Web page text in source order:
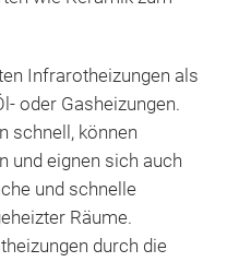
Infrarotheizungen als
oder Gasheizungen.
schnell, können
und eignen sich auch
und schnelle
Räume.
durch die